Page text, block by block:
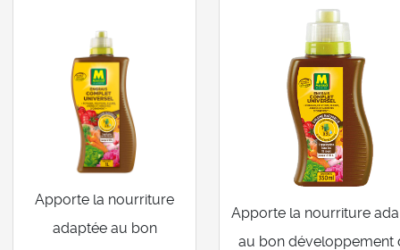
Apporte la nourriture
adaptée au bon
Apporte la nourriture
au bon développement